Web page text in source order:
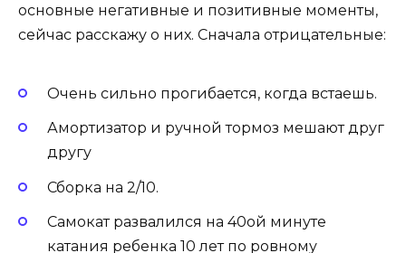
основные негативные и позитивные моменты,
сейчас расскажу о них. Сначала отрицательные:
Очень сильно прогибается, когда встаешь.
Амортизатор и ручной тормоз мешают друг
другу
Сборка на 2/10.
Самокат развалился на 40ой минуте
катания ребенка 10 лет по ровному